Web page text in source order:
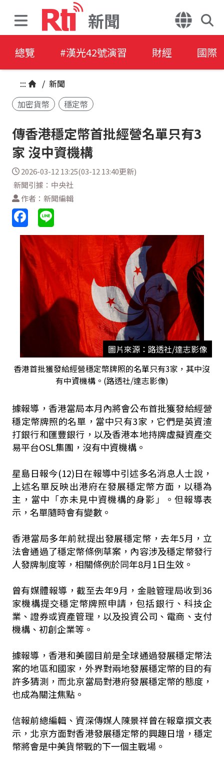
新聞
總覽 #漢光42號演習 財經 國際
::: / 新聞
加密貨幣
穩定幣
傳香港穩定幣首批經營名單只有3
家 沒中資機構
2026-03-12 13:25(03-12 13:40更新)
新聞引據：中央社
作者：新聞編輯
圖片來源：路透社/達志影像
香港首批獲發給經營穩定幣牌照的名單只有3家，其中沒
有中資機構。(路透社/達志影像)
據報導，香港當局本月內將會公布首批獲發給經營
穩定幣牌照的名單，當中只有3家，它們是英資渣
打銀行和匯豐銀行，以及香港本地持牌虛擬資產交
易平台OSL集團，沒有中資機構。
星島日報今(12)日在報導中引述多名消息人士說，
上述名單反映出港府在發展穩定幣方面，以穩為
主，當中「亦未見中資機構的身影」。但報導表
示，名單隨時會有變數。
香港當局多年前就提出發展穩定幣，去年5月，立
法會通過了穩定幣條例草案，內容涉及穩定幣發行
人發牌制度等，相關條例於同年8月1日生效。
曾有媒體報導，截至去年9月，金融管理局收到36
家機構提交穩定幣牌照申請，包括銀行、科技企
業、證券或資產管理，以及投資公司、電商、支付
機構、初創企業等。
據報導，香港和美國目前是全球通過發展穩定幣法
案的地區和國家，外界對兩地發展穩定幣的目的有
許多猜測，而北京當局對港府發展穩定幣的態度，
也成為關注焦點。
信報前總編輯、資深傳媒人陳景祥曾在報章撰文表
示，北京方面對香港發展穩定幣的興趣日增，穩定
幣將會是中美貨幣戰的下一個主戰場。